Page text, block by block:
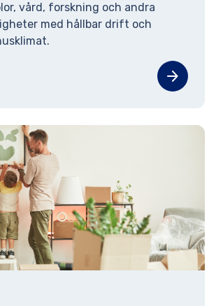
vård, forskning och andra
med hållbar drift och
arrow_forward